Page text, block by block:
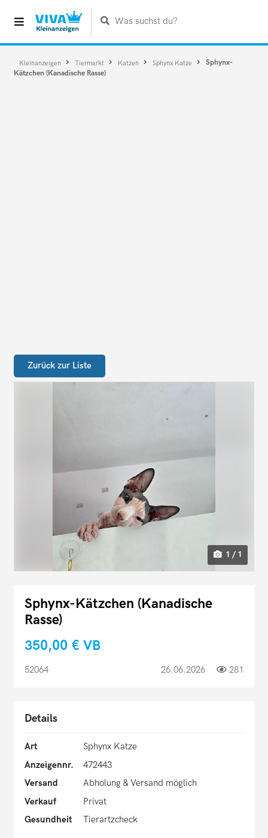
Was suchst du?
Kleinanzeigen Tiermarkt Katzen Sphynx Katze
Sphynx-
Kätzchen (Kanadische Rasse)
Zurück zur Liste
1 / 1
Sphynx-Kätzchen (Kanadische
Rasse)
350,00 € VB
52064 26.06.2026 281
Details
Art
Sphynx Katze
Anzeigennr.
472443
Versand
Abholung & Versand möglich
Verkauf
Privat
Gesundheit
Tierartzcheck